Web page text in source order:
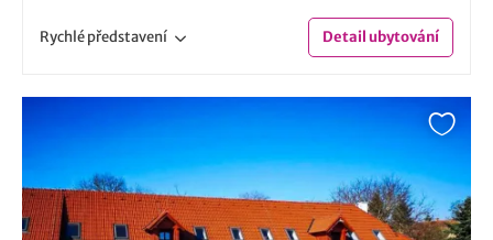
Rychlépředstavení Detailubytování